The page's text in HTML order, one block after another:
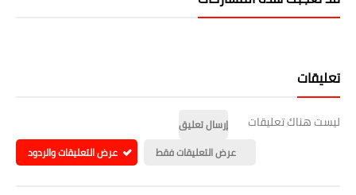
تعليقات
ليست هناك تعليقات
إرسال تعليق
عرض التعليقات فقط
عرض التعليقات والردود